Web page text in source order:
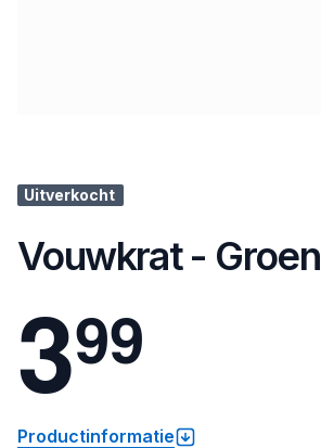
Uitverkocht
Vouwkrat - Groen
399
Productinformatie